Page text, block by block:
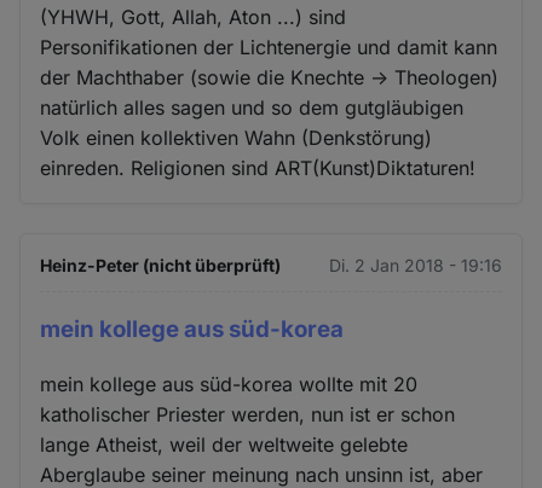
(YHWH, Gott, Allah, Aton ...) sind
Personifikationen der Lichtenergie und damit kann
der Machthaber (sowie die Knechte -> Theologen)
natürlich alles sagen und so dem gutgläubigen
Volk einen kollektiven Wahn (Denkstörung)
einreden. Religionen sind ART(Kunst)Diktaturen!
Heinz-Peter (nicht überprüft) Di. 2 Jan 2018 - 19:16
mein kollege aus süd-korea
mein kollege aus süd-korea wollte mit 20
katholischer Priester werden, nun ist er schon
lange Atheist, weil der weltweite gelebte
Aberglaube seiner meinung nach unsinn ist, aber